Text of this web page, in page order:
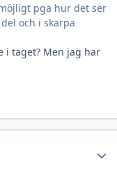
pga hur det ser
och i skarpa
i taget? Men jag har